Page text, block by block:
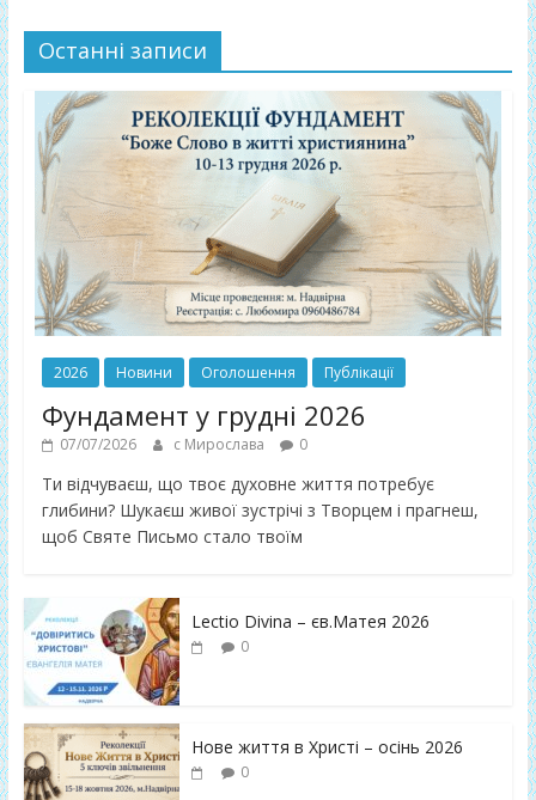
Останні записи
2026 Новини Оголошення Публікації
Фундамент у грудні 2026
07/07/2026 с Мирослава 0
Ти відчуваєш, що твоє духовне життя потребує
глибини? Шукаєш живої зустрічі з Творцем і прагнеш,
щоб Святе Письмо стало твоїм
Lectio Divina – єв.Матея 2026
0
Нове життя в Христі – осінь 2026
0